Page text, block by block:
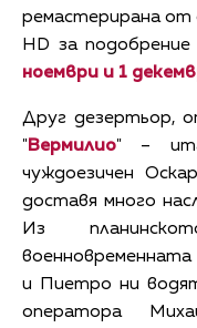
ремастерирана от
HD за
ноември и 1
Друг дезертьор,
" Вермилио" –
чуждоезичен
доставя много
Из
и Пиетро ни
оператора